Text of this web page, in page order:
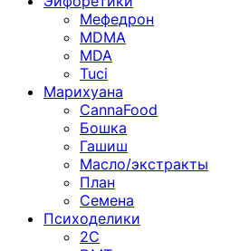
Мефедрон
MDMA
MDA
Tuci
Марихуана
CannaFood
Бошка
Гашиш
Масло/экстракты
План
Семена
Психоделики
2C